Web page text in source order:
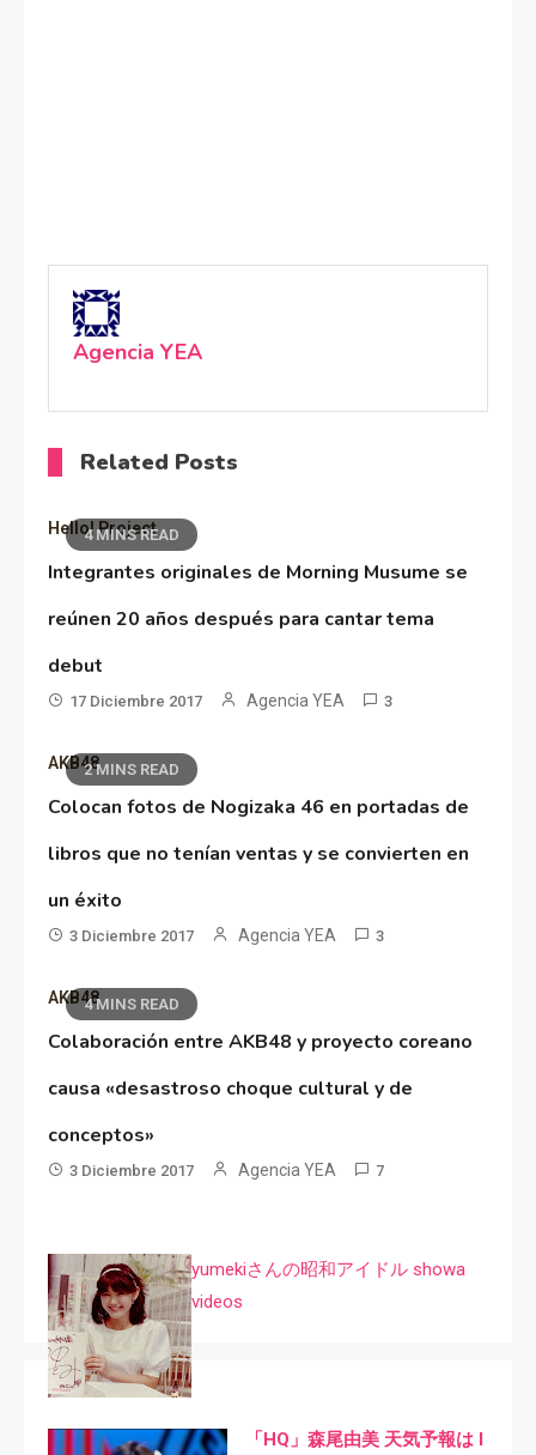
Agencia YEA
Related Posts
4 MINS READ
Hello! Project
Integrantes originales de Morning Musume se
reúnen 20 años después para cantar tema
debut
17 Diciembre 2017 Agencia YEA 3
2 MINS READ
AKB48
Colocan fotos de Nogizaka 46 en portadas de
libros que no tenían ventas y se convierten en
un éxito
3 Diciembre 2017 Agencia YEA 3
4 MINS READ
AKB48
Colaboración entre AKB48 y proyecto coreano
causa «desastroso choque cultural y de
conceptos»
3 Diciembre 2017 Agencia YEA 7
yumekiさんの昭和アイドル showa
videos
「HQ」森尾由美 天気予報は I